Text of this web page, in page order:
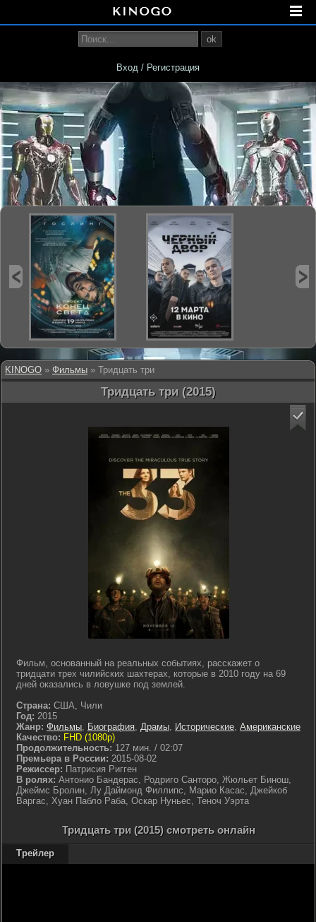
KINOGO » Фильмы » Тридцать три
Тридцать три (2015)
Фильм, основанный на реальных событиях, расскажет о
тридцати трех чилийских шахтерах, которые в 2010 году на 69
дней оказались в ловушке под землей.
Страна: США, Чили
Год: 2015
Жанр: Фильмы, Биография, Драмы, Исторические, Американские
Качество: FHD (1080p)
Продолжительность: 127 мин. / 02:07
Премьера в России: 2015-08-02
Режиссер: Патрисия Ригген
В ролях: Антонио Бандерас, Родриго Санторо, Жюльет Бинош,
Джеймс Бролин, Лу Даймонд Филлипс, Марио Касас, Джейкоб
Варгас, Хуан Пабло Раба, Оскар Нуньес, Теноч Уэрта
Тридцать три (2015) смотреть онлайн
Трейлер
ok
Вход / Регистрация